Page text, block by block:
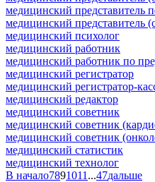
медицинский представитель
медицинский представитель
медицинский психолог
медицинский работник
медицинский работник по
медицинский регистратор
медицинский регистратор-
медицинский редактор
медицинский советник
медицинский советник
медицинский советник
медицинский статистик
медицинский технолог
В начало7891011 ...47дальше